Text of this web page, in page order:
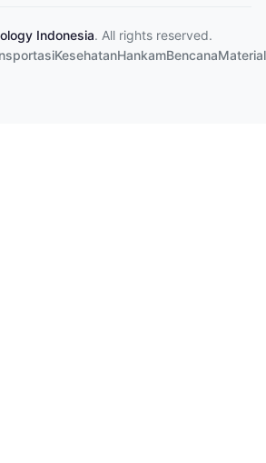
Indonesia. All rights reserved.
KesehatanHankamBencanaMaterial